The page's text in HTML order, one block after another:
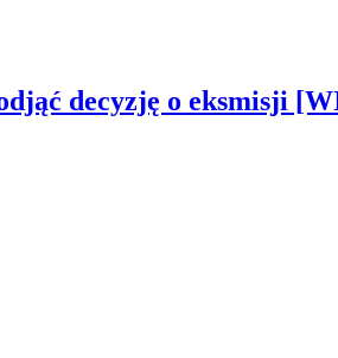
decyzję o eksmisji